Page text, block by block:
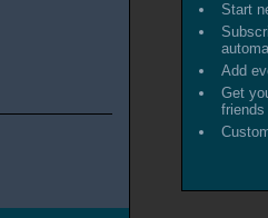
Start
Add
Get
friends